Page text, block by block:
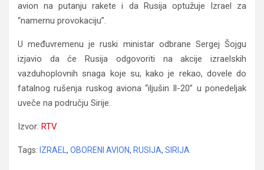
avion na putanju rakete i da Rusija optužuje Izrael za
“namernu provokaciju”.
U međuvremenu je ruski ministar odbrane Sergej Šojgu
izjavio da će Rusija odgovoriti na akcije izraelskih
vazduhoplovnih snaga koje su, kako je rekao, dovele do
fatalnog rušenja ruskog aviona “iljušin Il-20” u ponedeljak
uveče na području Sirije.
Izvor: RTV
Tags: IZRAEL , OBORENI AVION, RUSIJA, SIRIJA